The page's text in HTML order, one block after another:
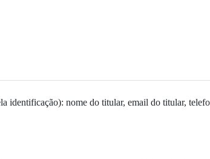
identificação): nome do titular, email do titular,